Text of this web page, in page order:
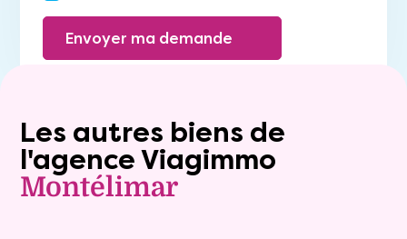
Envoyer ma demande
Les autres biens de
l'agence Viagimmo
Montélimar